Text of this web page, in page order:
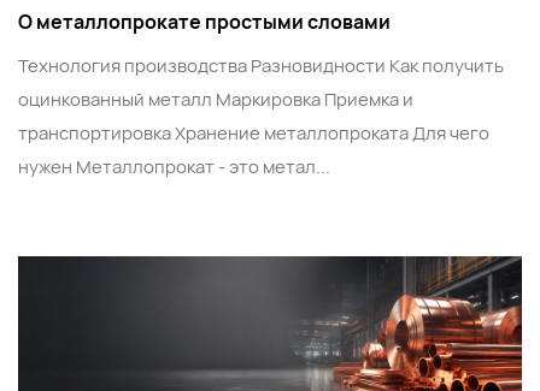
О металлопрокате простыми словами
Технология производства Разновидности Как получить
оцинкованный металл Маркировка Приемка и
транспортировка Хранение металлопроката Для чего
нужен Металлопрокат - это метал...